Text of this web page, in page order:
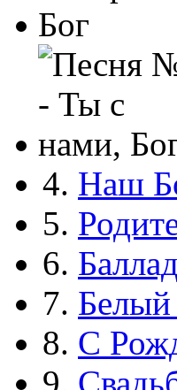
4. Наш
5.
6.
7. Белый
8. С